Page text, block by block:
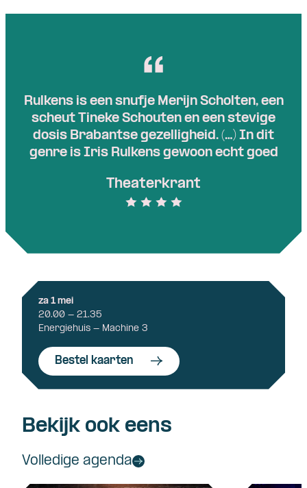
Rulkens is een snufje Merijn Scholten, een
scheut Tineke Schouten en een stevige
dosis Brabantse gezelligheid. (…) In dit
genre is Iris Rulkens gewoon echt goed
Theaterkrant
za 1 mei
20.00 - 21.35
Energiehuis - Machine 3
Bestel kaarten
Bekijk ook eens
Volledige agenda